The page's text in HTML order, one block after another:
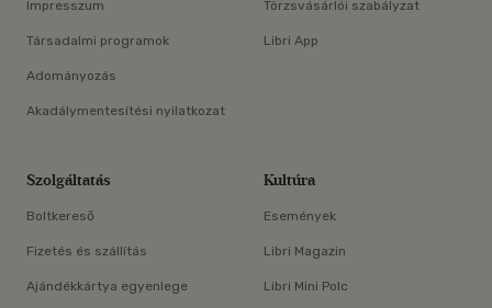
Impresszum
Társadalmi programok
Adományozás
Akadálymentesítési nyilatkozat
Törzsvásárlói szabályzat
Libri App
Szolgáltatás
Boltkereső
Fizetés és szállítás
Ajándékkártya egyenlege
Kultúra
Események
Libri Magazin
Libri Mini Polc